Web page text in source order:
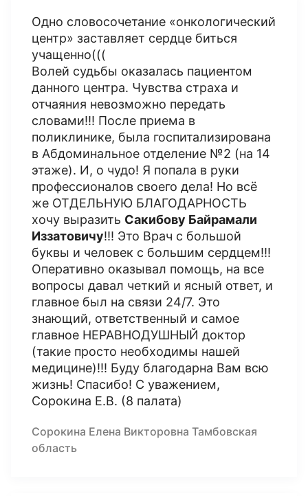
Одно словосочетание «онкологический
центр» заставляет сердце биться
учащенно(((
Волей судьбы оказалась пациентом
данного центра. Чувства страха и
отчаяния невозможно передать
словами!!! После приема в
поликлинике, была госпитализирована
в Абдоминальное отделение №2 (на 14
этаже). И, о чудо! Я попала в руки
профессионалов своего дела! Но всё
же ОТДЕЛЬНУЮ БЛАГОДАРНОСТЬ
хочу выразить Сакибову Байрамали
Иззатовичу!!! Это Врач с большой
буквы и человек с большим сердцем!!!
Оперативно оказывал помощь, на все
вопросы давал четкий и ясный ответ, и
главное был на связи 24/7. Это
знающий, ответственный и самое
главное НЕРАВНОДУШНЫЙ доктор
(такие просто необходимы нашей
медицине)!!! Буду благодарна Вам всю
жизнь! Спасибо! С уважением,
Сорокина Е.В. (8 палата)
Сорокина Елена Викторовна Тамбовская
область